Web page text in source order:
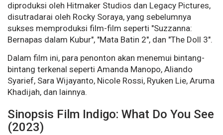
diproduksi oleh Hitmaker Studios dan Legacy Pictures,
disutradarai oleh Rocky Soraya, yang sebelumnya
sukses memproduksi film-film seperti "Suzzanna:
Bernapas dalam Kubur", "Mata Batin 2", dan "The Doll 3".
Dalam film ini, para penonton akan menemui bintang-
bintang terkenal seperti Amanda Manopo, Aliando
Syarief, Sara Wijayanto, Nicole Rossi, Ryuken Lie, Aruma
Khadijah, dan lainnya.
Sinopsis Film Indigo: What Do You See
(2023)